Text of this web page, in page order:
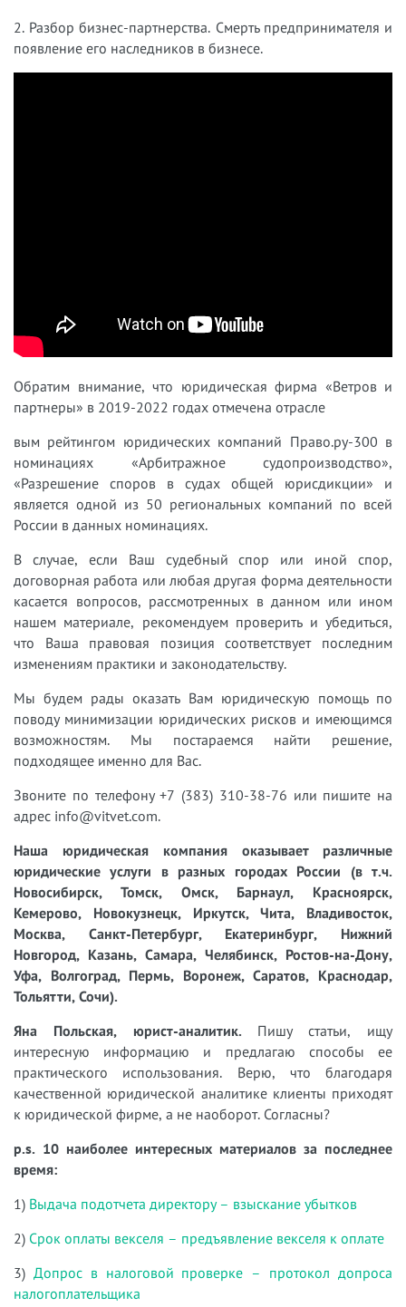
2. Разбор бизнес-партнерства. Смерть предпринимателя и
появление его наследников в бизнесе.
Обратим внимание, что юридическая фирма «Ветров и
партнеры» в 2019-2022 годах отмечена отрасле
вым рейтингом юридических компаний Право.ру-300 в
номинациях «Арбитражное судопроизводство»,
«Разрешение споров в судах общей юрисдикции» и
является одной из 50 региональных компаний по всей
России в данных номинациях.
В случае, если Ваш судебный спор или иной спор,
договорная работа или любая другая форма деятельности
касается вопросов, рассмотренных в данном или ином
нашем материале, рекомендуем проверить и убедиться,
что Ваша правовая позиция соответствует последним
изменениям практики и законодательству.
Мы будем рады оказать Вам юридическую помощь по
поводу минимизации юридических рисков и имеющимся
возможностям. Мы постараемся найти решение,
подходящее именно для Вас.
Звоните по телефону +7 (383) 310-38-76 или пишите на
адрес info@vitvet.com.
Наша юридическая компания оказывает различные
юридические услуги в разных городах России (в т.ч.
Новосибирск, Томск, Омск, Барнаул, Красноярск,
Кемерово, Новокузнецк, Иркутск, Чита, Владивосток,
Москва, Санкт-Петербург, Екатеринбург, Нижний
Новгород, Казань, Самара, Челябинск, Ростов-на-Дону,
Уфа, Волгоград, Пермь, Воронеж, Саратов, Краснодар,
Тольятти, Сочи).
Яна Польская, юрист-аналитик. Пишу статьи, ищу
интересную информацию и предлагаю способы ее
практического использования. Верю, что благодаря
качественной юридической аналитике клиенты приходят
к юридической фирме, а не наоборот. Согласны?
p.s. 10 наиболее интересных материалов за последнее
время:
1) Выдача подотчета директору – взыскание убытков
2) Срок оплаты векселя – предъявление векселя к оплате
3) Допрос в налоговой проверке – протокол допроса
налогоплательщика